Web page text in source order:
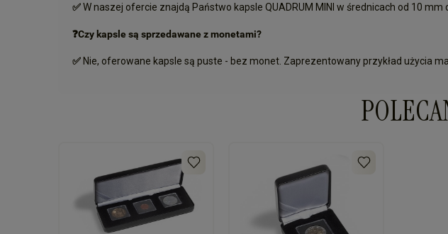
✅W naszej ofercie znajdą Państwo kapsle QUADRUM MINI w średnicach od 10 mm
❓Czy kapsle są sprzedawane z monetami?
✅ Nie, oferowane kapsle są puste - bez monet. Zaprezentowany przykład użycia